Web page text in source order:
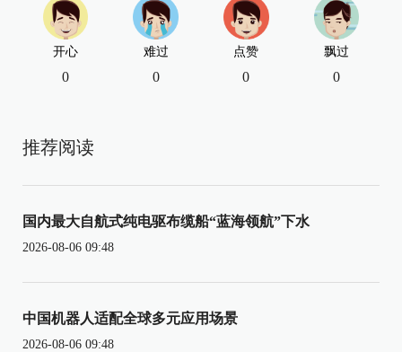
开心
0
难过
0
点赞
0
飘过
0
推荐阅读
国内最大自航式纯电驱布缆船“蓝海领航”下水
2026-08-06 09:48
中国机器人适配全球多元应用场景
2026-08-06 09:48